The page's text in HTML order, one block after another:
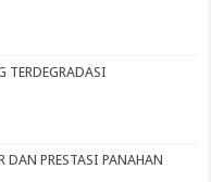
TERDEGRADASI
DAN PRESTASI PANAHAN